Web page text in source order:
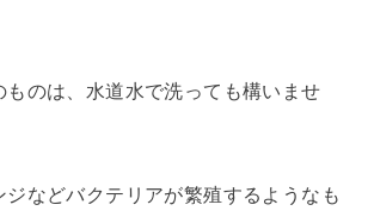
ものは、水道水で洗っても構いませ
ジなどバクテリアが繁殖するようなも